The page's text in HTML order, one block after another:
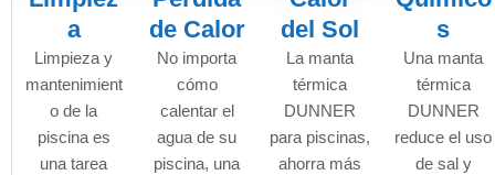
a
Limpieza y
mantenimient
o de la
piscina es
una tarea
de Calor
No importa
cómo
calentar el
agua de su
piscina, una
del Sol
La manta
térmica
DUNNER
para piscinas,
ahorra más
s
Una manta
térmica
DUNNER
reduce el uso
de sal y